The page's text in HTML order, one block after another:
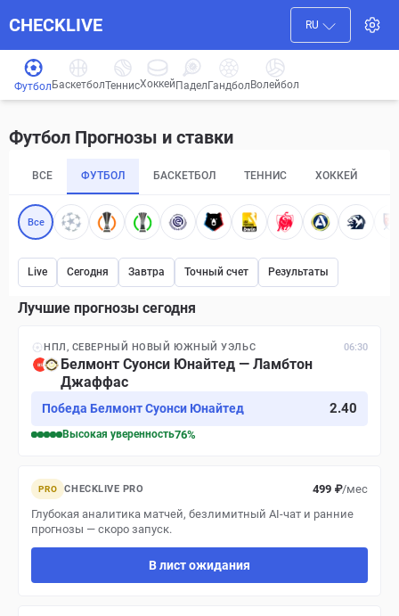
CHECKLIVE RU
Футбол БаскетболТеннисХоккей ПаделГандбол Волейбол
Футбол Прогнозы и ставки
ВСЕ ФУТБОЛ БАСКЕТБОЛ ТЕННИС ХОККЕЙ
Все
Live Сегодня Завтра Точный счет Результаты
Лучшие прогнозы сегодня
НПЛ, СЕВЕРНЫЙ НОВЫЙ ЮЖНЫЙ УЭЛЬС 06:30
Белмонт Суонси Юнайтед — Ламбтон
Джаффас
Победа Белмонт Суонси Юнайтед 2.40
Высокая уверенность76%
PRO CHECKLIVE PRO 499 ₽/мес
Глубокая аналитика матчей, безлимитный AI-чат и ранние
прогнозы — скоро запуск.
В лист ожидания